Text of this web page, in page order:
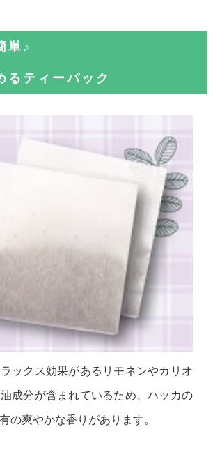
単♪
るティーパック
ックス効果があるリモネンやカリオ
成分が含まれているため、ハッカの
の爽やかな香りがあります。